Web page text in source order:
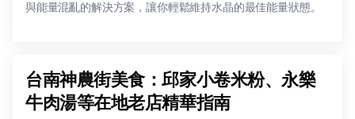
與能量混亂的解決方案，讓你輕鬆維持水晶的最佳能量狀態。
台南神農街美食：邱家小卷米粉、永樂
牛肉湯等在地老店精華指南